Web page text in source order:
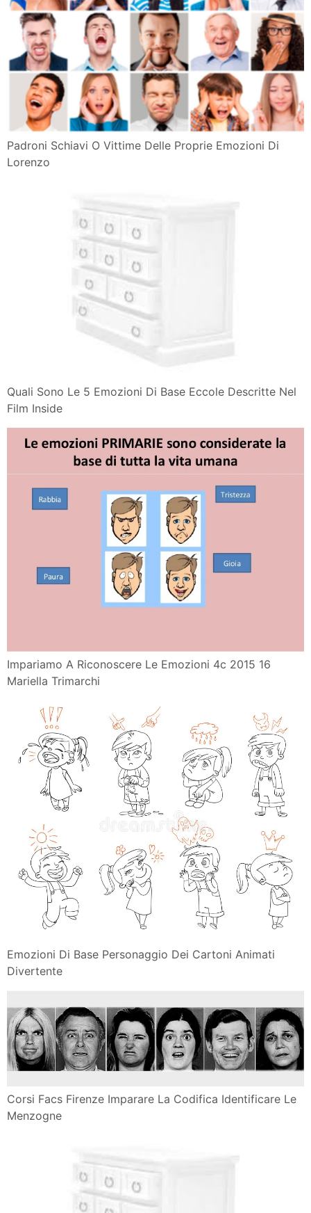
Padroni Schiavi O Vittime Delle Proprie Emozioni Di
Lorenzo
Quali Sono Le 5 Emozioni Di Base Eccole Descritte Nel
Film Inside
Impariamo A Riconoscere Le Emozioni 4c 2015 16
Mariella Trimarchi
Emozioni Di Base Personaggio Dei Cartoni Animati
Divertente
Corsi Facs Firenze Imparare La Codifica Identificare Le
Menzogne